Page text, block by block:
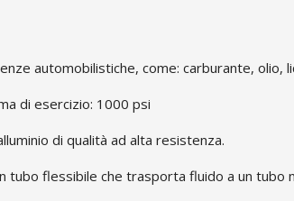
automobilistiche, come: carburante, olio,
di esercizio: 1000 psi
di qualità ad alta resistenza.
flessibile che trasporta fluido a un tubo